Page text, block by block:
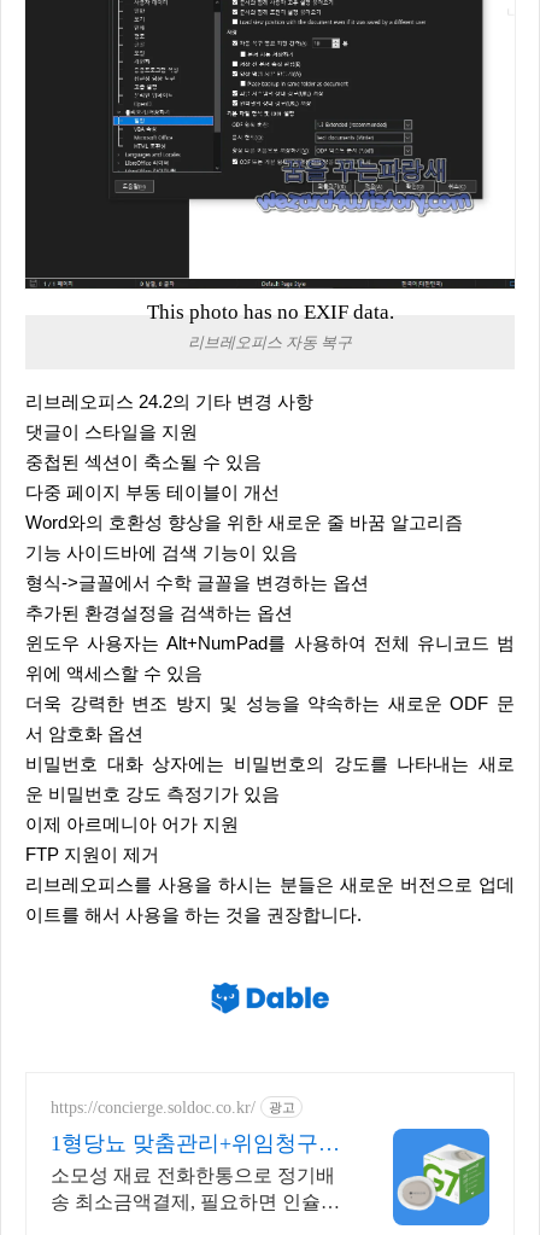
This photo has no EXIF data.
리브레오피스 자동 복구
리브레오피스 24.2의 기타 변경 사항
댓글이 스타일을 지원
중첩된 섹션이 축소될 수 있음
다중 페이지 부동 테이블이 개선
Word와의 호환성 향상을 위한 새로운 줄 바꿈 알고리즘
기능 사이드바에 검색 기능이 있음
형식->글꼴에서 수학 글꼴을 변경하는 옵션
추가된 환경설정을 검색하는 옵션
윈도우 사용자는 Alt+NumPad를 사용하여 전체 유니코드 범
위에 액세스할 수 있음
더욱 강력한 변조 방지 및 성능을 약속하는 새로운 ODF 문
서 암호화 옵션
비밀번호 대화 상자에는 비밀번호의 강도를 나타내는 새로
운 비밀번호 강도 측정기가 있음
이제 아르메니아 어가 지원
FTP 지원이 제거
리브레오피스를 사용을 하시는 분들은 새로운 버전으로 업데
이트를 해서 사용을 하는 것을 권장합니다.
https://concierge.soldoc.co.kr/ 광고
1형당뇨 맞춤관리+위임청구
복잡한 청구 절차 ZERO
소모성 재료 전화한통으로 정기배
송 최소금액결제, 필요하면 인슐린